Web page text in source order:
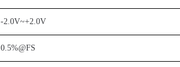
-2.0V~+2.0V
0.5%@FS